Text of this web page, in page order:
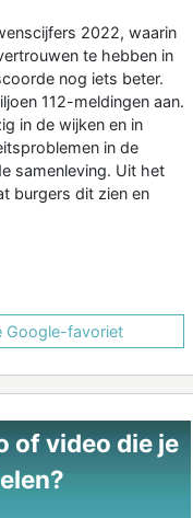
2022, waarin
te hebben in
nog iets beter.
112-meldingen aan.
in de wijken en in
in de
samenleving. Uit het
burgers dit zien en
Google-favoriet
of video die je